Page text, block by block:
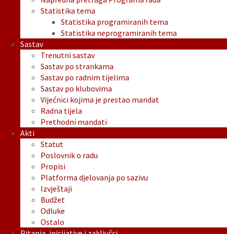
Statistika tema
Statistika programiranih tema
Statistika neprogramiranih tema
Sastav
Trenutni sastav
Sastav po strankama
Sastav po radnim tijelima
Sastav po klubovima
Vijećnici kojima je prestao mandat
Radna tijela
Prethodni mandati
Akti
Statut
Poslovnik o radu
Propisi
Platforma djelovanja po sazivu
Izvještaji
Budžet
Odluke
Ostalo